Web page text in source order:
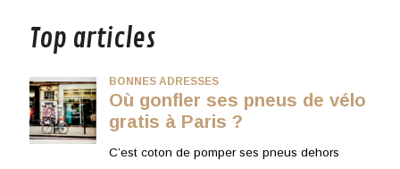
Top articles